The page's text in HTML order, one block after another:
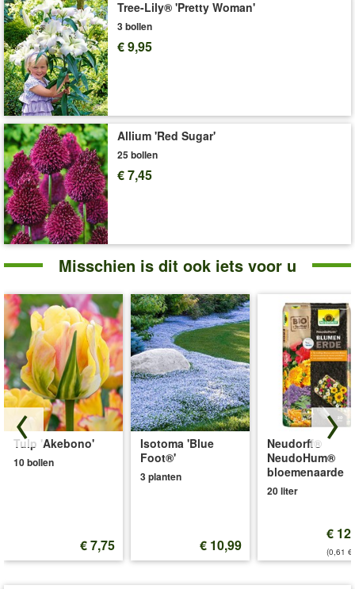
opbergen en beschermen tegen muizen en woelmuizen.
Art.nr.:39881
Levering omvat:bolomvang 12 cm
'Tulpen'
Plant- en Verzorgingstips
Tree-Lily® 'Pretty Woman'
3 bollen
€ 9,95
Allium 'Red Sugar'
25 bollen
€ 7,45
Misschien is dit ook iets voor u
Tulp 'Akebono'
10 bollen
€ 7,75
Isotoma 'Blue
Foot®'
3 planten
€ 10,99
Neudorff®
NeudoHum®
bloemenaarde
20 liter
€
(0,61